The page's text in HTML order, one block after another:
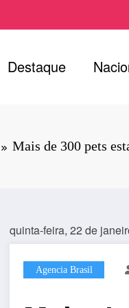
Destaque
Mais de 300 pets
quinta-feira, 22 de
Agencia Brasil